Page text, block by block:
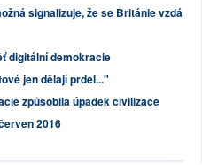
signalizuje, že se Británie vzdá
digitální demokracie
jen dělají prdel..."
způsobila úpadek civilizace
2016